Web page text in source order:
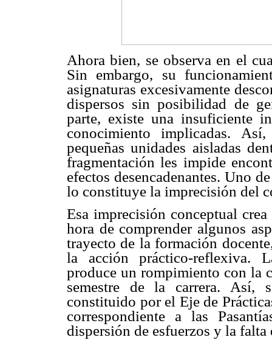
Ahora bien, se observa en el
Sin embargo, su
asignaturas excesivamente
dispersos sin posibilidad de
parte, existe una insuficiente
conocimiento implicadas.
pequeñas unidades aisladas
fragmentación les impide
efectos desencadenantes. Uno
lo constituye la imprecisión del
Esa imprecisión conceptual
hora de comprender algunos
trayecto de la formación
la acción práctico-reflexiva.
produce un rompimiento con la
semestre de la carrera. Así,
constituido por el Eje de
correspondiente a las
dispersión de esfuerzos y la